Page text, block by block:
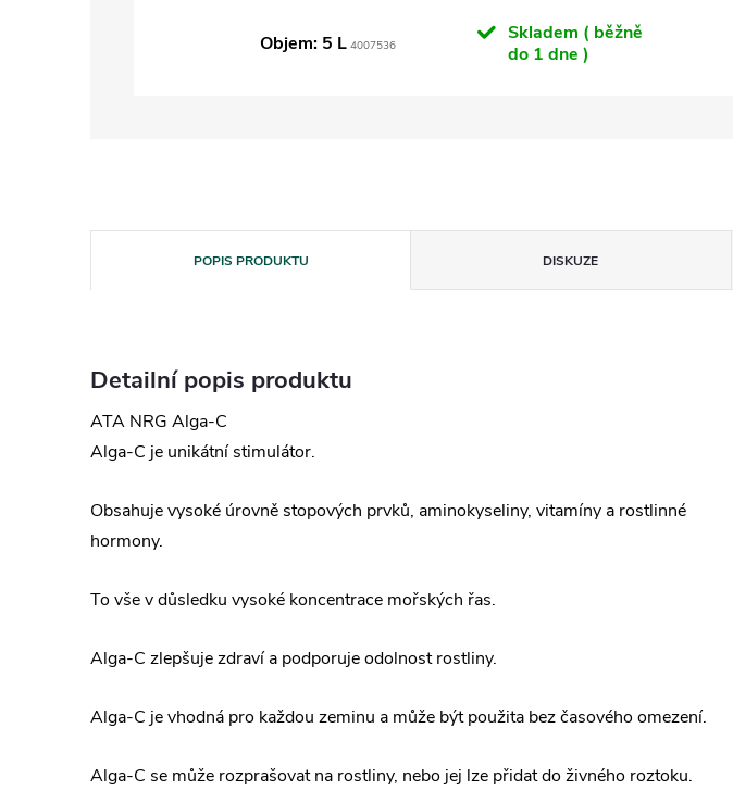
Objem: 5 L 4007536
Skladem ( běžně
do 1 dne )
POPIS PRODUKTU DISKUZE
Detailní popis produktu
ATA NRG Alga-C
Alga-C je unikátní stimulátor.
Obsahuje vysoké úrovně stopových prvků, aminokyseliny, vitamíny a rostlinné
hormony.
To vše v důsledku vysoké koncentrace mořských řas.
Alga-C zlepšuje zdraví a podporuje odolnost rostliny.
Alga-C je vhodná pro každou zeminu a může být použita bez časového omezení.
Alga-C se může rozprašovat na rostliny, nebo jej lze přidat do živného roztoku.